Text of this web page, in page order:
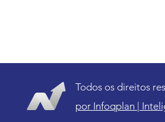
Todos os direitos
por Infoqplan |